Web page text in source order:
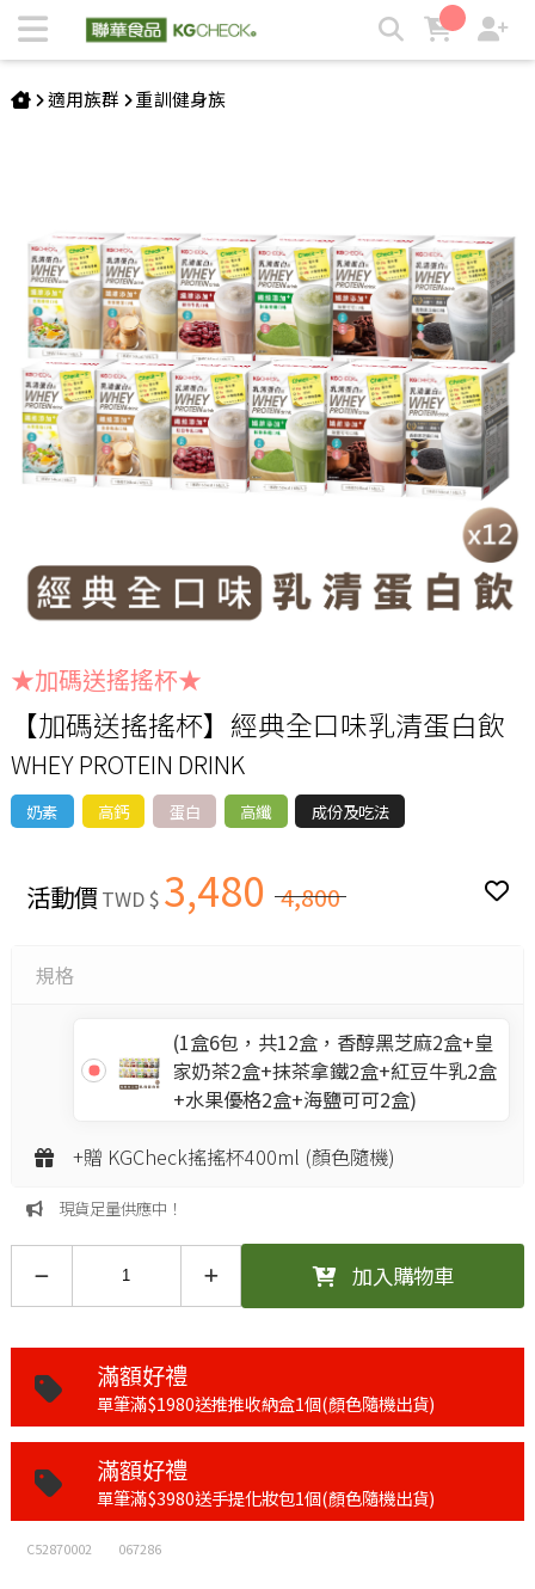
【加碼送搖搖杯】經典全口味乳清蛋白飲 | KGCHECK聯華食品
適用族群 重訓健身族
★加碼送搖搖杯★
【加碼送搖搖杯】經典全口味乳清蛋白飲
WHEY PROTEIN DRINK
奶素 高鈣 蛋白 高纖 成份及吃法
活動價TWD $ 3,480 4,800
規格
(1盒6包，共12盒，香醇黑芝麻2盒+皇
家奶茶2盒+抹茶拿鐵2盒+紅豆牛乳2盒
+水果優格2盒+海鹽可可2盒)
+贈 KGCheck搖搖杯400ml (顏色隨機)
現貨足量供應中！
加入購物車
滿額好禮
單筆滿$1980送推推收納盒1個(顏色隨機出貨)
滿額好禮
單筆滿$3980送手提化妝包1個(顏色隨機出貨)
C52870002 067286